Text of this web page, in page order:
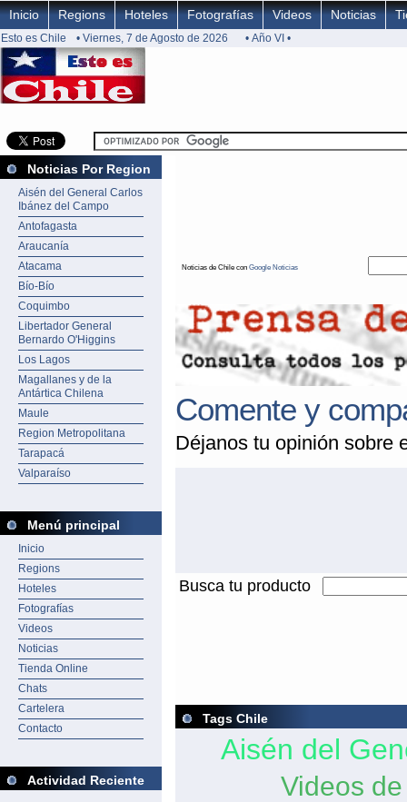
Inicio Regions Hoteles Fotografías Videos Noticias
Esto es Chile • Viernes, 7 de Agosto de 2026 • Año VI •
Noticias Por Region
Aisén del General Carlos
Ibánez del Campo
Antofagasta
Araucanía
Atacama
Bío-Bío
Coquimbo
Libertador General
Bernardo O'Higgins
Los Lagos
Magallanes y de la
Antártica Chilena
Maule
Region Metropolitana
Tarapacá
Valparaíso
Menú principal
Inicio
Regions
Hoteles
Fotografías
Videos
Noticias
Tienda Online
Chats
Cartelera
Contacto
Actividad Reciente
Noticias de Chile con Google Noticias
Comente y
Déjanos tu opinión sobre
Busca tu producto
Tags Chile
Aisén del
Videos